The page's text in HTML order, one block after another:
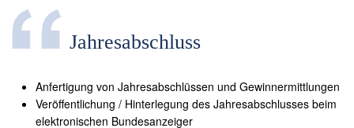
Jahresabschluss
Anfertigung von Jahresabschlüssen und Gewinnermittlungen
Veröffentlichung / Hinterlegung des Jahresabschlusses beim
elektronischen Bundesanzeiger